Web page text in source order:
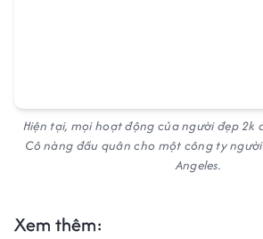
Hiện tại, mọi hoạt động của người đẹp 2k
Cô nàng đầu quân cho một công ty
Angeles.
Xem thêm: